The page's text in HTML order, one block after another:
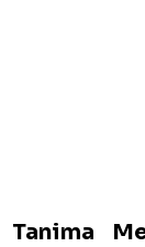
Tanima